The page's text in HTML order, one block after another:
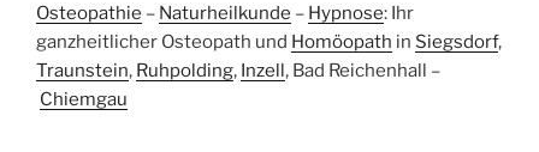
Osteopathie – Naturheilkunde – Hypnose: Ihr
ganzheitlicher Osteopath und Homöopath in Siegsdorf,
Traunstein, Ruhpolding, Inzell, Bad Reichenhall –
Chiemgau